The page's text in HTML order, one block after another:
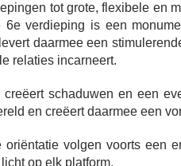
tot grote, flexibele en
6e verdieping is een
daarmee een
relaties incarneert.
creëert schaduwen en een
en creëert daarmee een
oriëntatie volgen voorts een
op elk platform.